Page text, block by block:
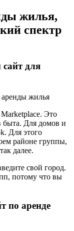
жилья,
спектр
для
Это
быта. Для домов и
Для этого
районе группы,
далее.
свой город.
потому что вы
по аренде